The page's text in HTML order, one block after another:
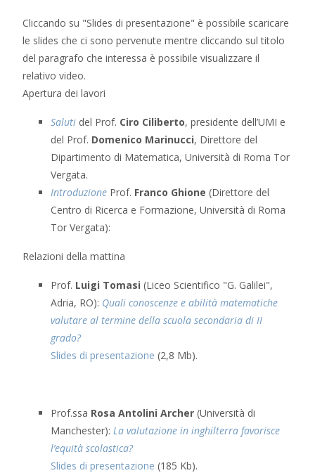
Cliccando su "Slides di presentazione" è possibile scaricare
le slides che ci sono pervenute mentre cliccando sul titolo
del paragrafo che interessa è possibile visualizzare il
relativo video.
Apertura dei lavori
Saluti del Prof. Ciro Ciliberto, presidente dell’UMI e
del Prof. Domenico Marinucci, Direttore del
Dipartimento di Matematica, Università di Roma Tor
Vergata.
Introduzione Prof. Franco Ghione (Direttore del
Centro di Ricerca e Formazione, Università di Roma
Tor Vergata):
Relazioni della mattina
Prof. Luigi Tomasi (Liceo Scientifico "G. Galilei",
Adria, RO): Quali conoscenze e abilità matematiche
valutare al termine della scuola secondaria di II
grado?
Slides di presentazione (2,8 Mb).
Prof.ssa Rosa Antolini Archer (Università di
Manchester): La valutazione in inghilterra favorisce
l’equità scolastica?
Slides di presentazione (185 Kb).